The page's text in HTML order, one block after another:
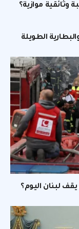
وثائقية موازية؟
لبنان اليوم؟